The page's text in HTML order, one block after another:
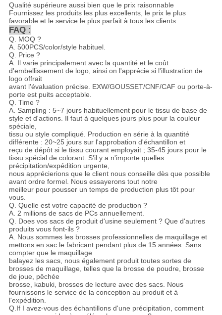
Qualité supérieure aussi bien que le prix raisonnable
Fournissez les produits les plus excellents, le prix le plus
favorable et le service le plus parfait à tous les clients.
FAQ :
Q. MOQ ?
A. 500PCS/color/style habituel.
Q. Price ?
A. Il varie principalement avec la quantité et le coût
d'embellissement de logo, ainsi on l'apprécie si l'illustration de
logo offrait
avant l'évaluation précise. EXW/GOUSSET/CNF/CAF ou porte-à-
porte est puits acceptable.
Q. Time ?
A. Sampling : 5~7 jours habituellement pour le tissu de base de
style et d'actions. Il faut à quelques jours plus pour la couleur
spéciale,
tissu ou style compliqué. Production en série à la quantité
différente : 20~25 jours sur l'approbation d'échantillon et
reçu de dépôt si le tissu courant employait ; 35-45 jours pour le
tissu spécial de colorant. S'il y a n'importe quelles
précipitation/expédition urgente,
nous apprécierions que le client nous conseille dès que possible
avant ordre formel. Nous essayerons tout notre
meilleur pour pousser un temps de production plus tôt pour
vous.
Q. Quelle est votre capacité de production ?
A. 2 millions de sacs de PCs annuellement.
Q. Does vos sacs de produit d'usine seulement ? Que d'autres
produits vous font-ils ?
A. Nous sommes les brosses professionnelles de maquillage et
mettons en sac le fabricant pendant plus de 15 années. Sans
compter que le maquillage
balayez les sacs, nous également produit toutes sortes de
brosses de maquillage, telles que la brosse de poudre, brosse
de joue, pêchée
brosse, kabuki, brosses de lecture avec des sacs. Nous
fournissons le service de la conception au produit et à
l'expédition.
Q.If I avez-vous des échantillons d'une précipitation, comment